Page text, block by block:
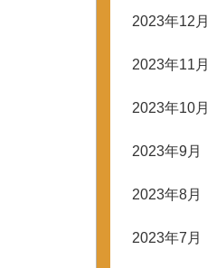
2023年12月
2023年11月
2023年10月
2023年9月
2023年8月
2023年7月